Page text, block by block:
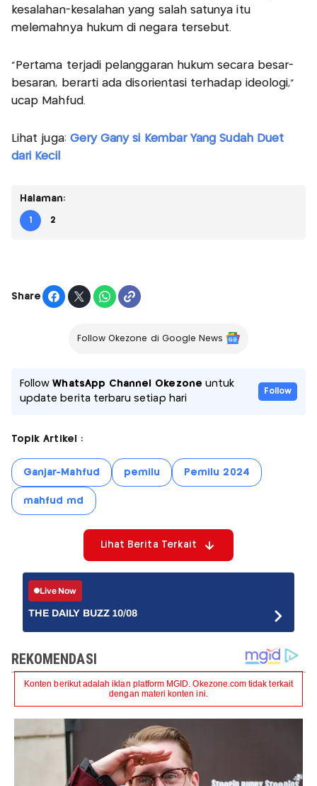
kesalahan-kesalahan yang salah satunya itu
melemahnya hukum di negara tersebut.
"Pertama terjadi pelanggaran hukum secara besar-
besaran, berarti ada disorientasi terhadap ideologi,"
ucap Mahfud.
Lihat juga: Gery Gany si Kembar Yang Sudah Duet
dari Kecil
Halaman:
1 2
Share
Follow Okezone di Google News
FollowWhatsApp Channel Okezone untuk
update berita terbaru setiap hari
Follow
Topik Artikel :
Ganjar-Mahfud pemilu Pemilu 2024
mahfud md
Lihat Berita Terkait
Live Now
THE DAILY BUZZ 10/08